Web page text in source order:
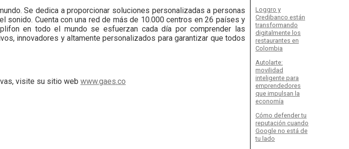
Se dedica a proporcionar soluciones personalizadas a personas
Cuenta con una red de más de 10.000 centros en 26 países y
en todo el mundo se esfuerzan cada día por comprender las
innovadores y altamente personalizados para garantizar que todos
visite su sitio web www.gaes.co
Loggro y
Credibanco están
transformando
digitalmente los
restaurantes en
Colombia
Autolarte:
movilidad
inteligente para
emprendedores
que impulsan la
economía
Cómo defender tu
reputación cuando
Google no está de
tu lado